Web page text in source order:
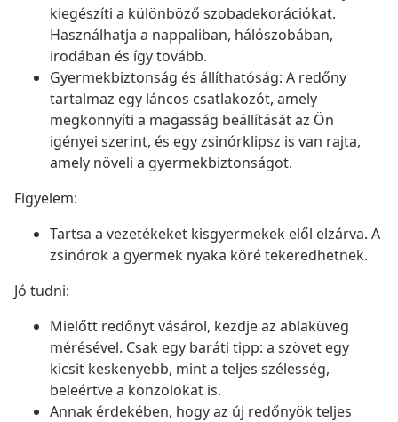
kiegészíti a különböző szobadekorációkat.
Használhatja a nappaliban, hálószobában,
irodában és így tovább.
Gyermekbiztonság és állíthatóság: A redőny
tartalmaz egy láncos csatlakozót, amely
megkönnyíti a magasság beállítását az Ön
igényei szerint, és egy zsinórklipsz is van rajta,
amely növeli a gyermekbiztonságot.
Figyelem:
Tartsa a vezetékeket kisgyermekek elől elzárva. A
zsinórok a gyermek nyaka köré tekeredhetnek.
Jó tudni:
Mielőtt redőnyt vásárol, kezdje az ablaküveg
mérésével. Csak egy baráti tipp: a szövet egy
kicsit keskenyebb, mint a teljes szélesség,
beleértve a konzolokat is.
Annak érdekében, hogy az új redőnyök teljes